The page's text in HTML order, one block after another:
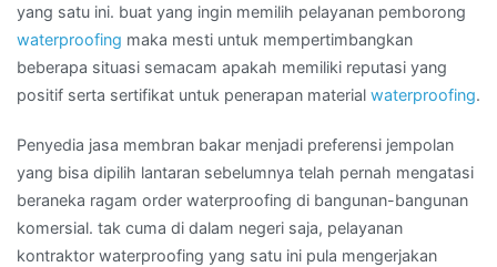
DUREN
yang satu ini. buat yang ingin memilih pelayanan pemborong
waterproofing maka mesti untuk mempertimbangkan
beberapa situasi semacam apakah memiliki reputasi yang
positif serta sertifikat untuk penerapan material waterproofing.
Penyedia jasa membran bakar menjadi preferensi jempolan
yang bisa dipilih lantaran sebelumnya telah pernah mengatasi
beraneka ragam order waterproofing di bangunan-bangunan
komersial. tak cuma di dalam negeri saja, pelayanan
kontraktor waterproofing yang satu ini pula mengerjakan